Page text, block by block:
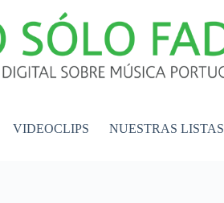
VIDEOCLIPS NUESTRAS LISTAS